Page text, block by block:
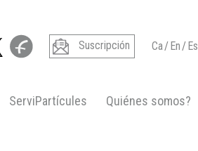
Suscripción Ca/En/Es
ServiPartícules Quiénes somos?